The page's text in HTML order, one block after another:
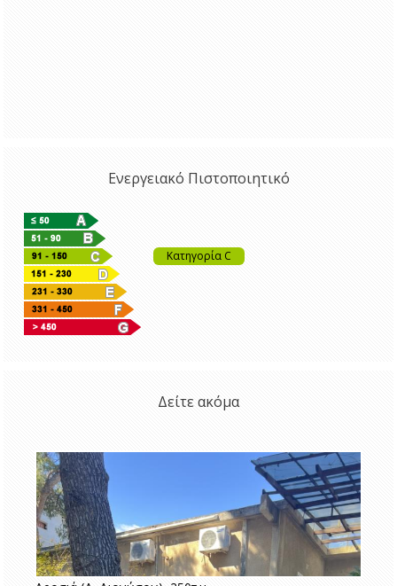
Ενεργειακό Πιστοποιητικό
Κατηγορία C
Δείτε ακόμα